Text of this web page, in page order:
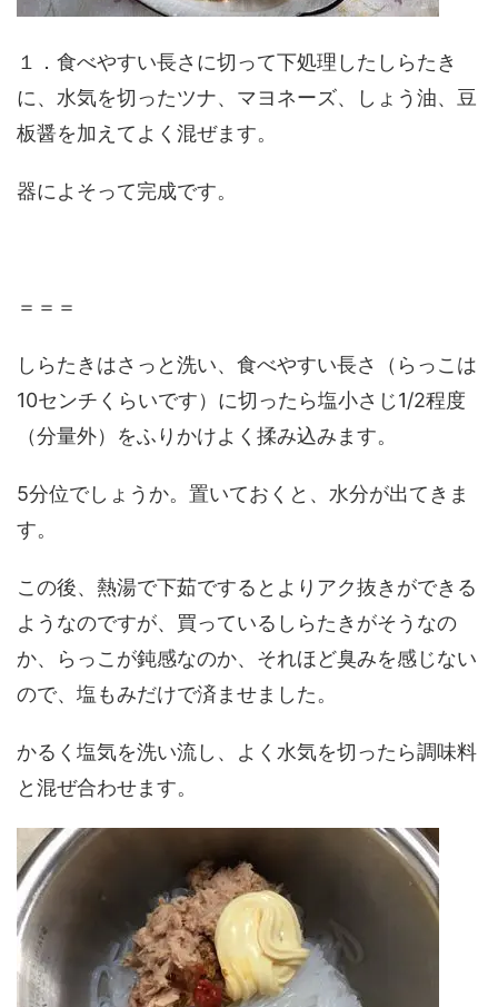
１．食べやすい長さに切って下処理したしらたき
に、水気を切ったツナ、マヨネーズ、しょう油、豆
板醤を加えてよく混ぜます。
器によそって完成です。
＝＝＝
しらたきはさっと洗い、食べやすい長さ（らっこは
10センチくらいです）に切ったら塩小さじ1/2程度
（分量外）をふりかけよく揉み込みます。
5分位でしょうか。置いておくと、水分が出てきま
す。
この後、熱湯で下茹でするとよりアク抜きができる
ようなのですが、買っているしらたきがそうなの
か、らっこが鈍感なのか、それほど臭みを感じない
ので、塩もみだけで済ませました。
かるく塩気を洗い流し、よく水気を切ったら調味料
と混ぜ合わせます。